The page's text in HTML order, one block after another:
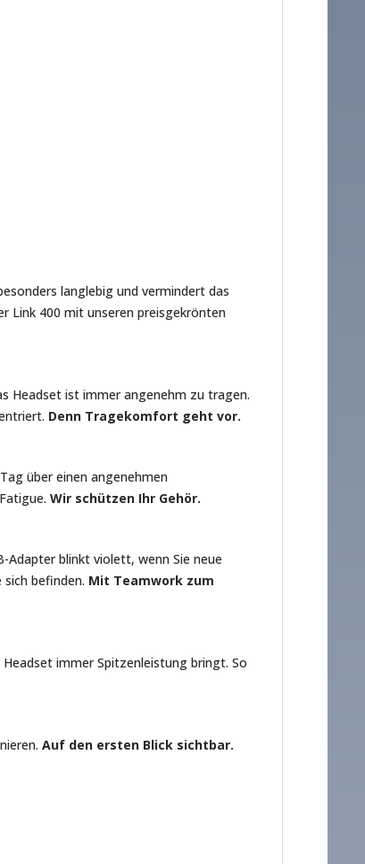
langlebig und vermindert das
Link 400 mit unseren preisgekrönten
Headset ist immer angenehm zu tragen.
Denn Tragekomfort geht vor.
über einen angenehmen
Wir schützen Ihr Gehör.
blinkt violett, wenn Sie neue
befinden. Mit Teamwork zum
immer Spitzenleistung bringt. So
Auf den ersten Blick sichtbar.